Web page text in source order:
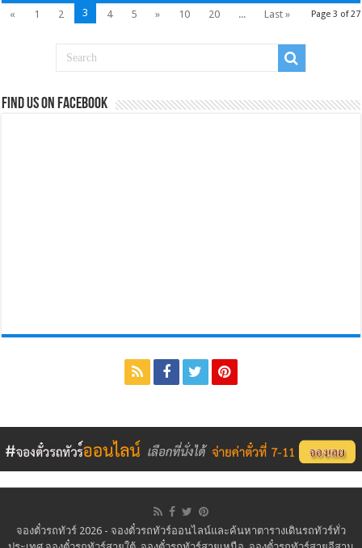
Page 3 of 27
« 1 2 3 4 5 » 10 20 ... Last »
Find us on Facebook
จองตั๋วรถทัวร์ 2026 - จองตั๋วรถทัวร์ออนไลน์และค้นหาตารางเดินรถทัวร์ทั่ว